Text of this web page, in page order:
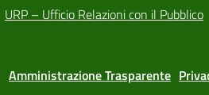
URP – Ufficio Relazioni con il Pubblico
Amministrazione Trasparente